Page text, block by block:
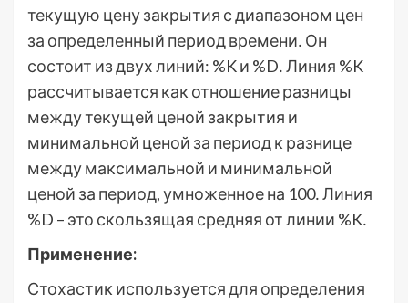
текущую цену закрытия с диапазоном цен
за определенный период времени․ Он
состоит из двух линий: %K и %D․ Линия %K
рассчитывается как отношение разницы
между текущей ценой закрытия и
минимальной ценой за период к разнице
между максимальной и минимальной
ценой за период, умноженное на 100․ Линия
%D – это скользящая средняя от линии %K․
Применение:
Стохастик используется для определения